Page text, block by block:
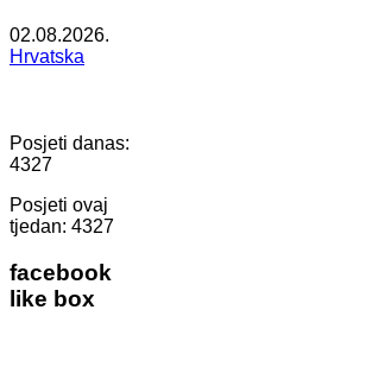
02.08.2026.
Hrvatska
Posjeti danas:
4327
Posjeti ovaj
tjedan: 4327
facebook
like box